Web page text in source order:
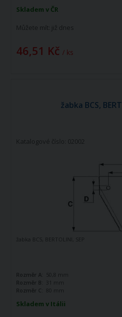
Skladem v ČR
Můžete mít: již dnes
46,51 Kč / ks
žabka BCS,
Katalogové číslo: 02002
Skladem v Itálii
žabka BCS, BERTOLINI, SEP
Rozměr A:
50,8 mm
Rozměr B:
31 mm
Rozměr C:
80 mm